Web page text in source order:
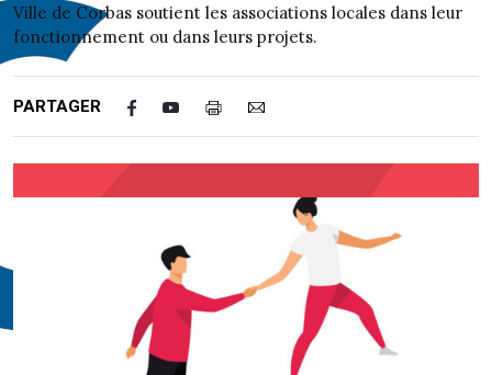
Ville de Corbas soutient les associations locales dans leur
fonctionnement ou dans leurs projets.
PARTAGER